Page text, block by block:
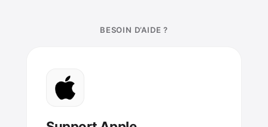
BESOIN D’AIDE ?